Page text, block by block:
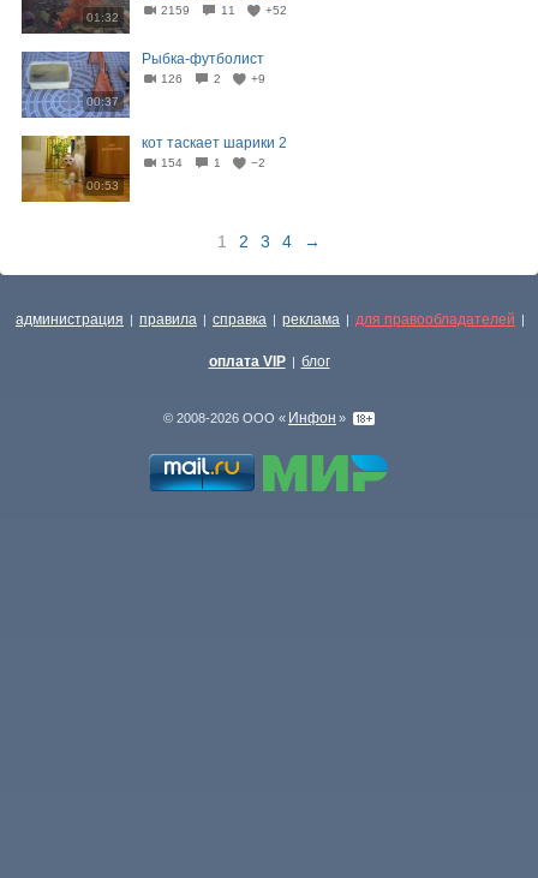
01:32
2159 11 +52
00:37
Рыбка-футболист
126 2 +9
00:53
кот таскает шарики 2
154 1 −2
1 2 3 4 →
администрация | правила | справка | реклама | для правообладателей |
оплата VIP | блог
© 2008-2026 ООО « Инфон »